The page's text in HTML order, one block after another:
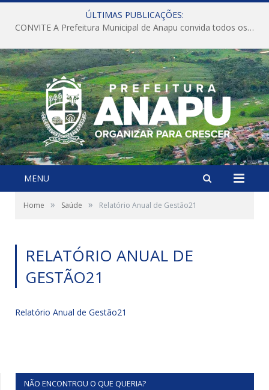
ÚLTIMAS PUBLICAÇÕES:
CONVITE A Prefeitura Municipal de Anapu convida todos os servidores públicos municipais para participarem da Audiência Pública de discussão da Lei de Diretrizes Orçamentárias (LDO), importante instrumento de planejamento das ações e investimentos da Administração Pública para o próximo exercício financeiro.
MENU
Home » Saúde » Relatório Anual de Gestão21
RELATÓRIO ANUAL DE
GESTÃO21
Relatório Anual de Gestão21
NÃO ENCONTROU O QUE QUERIA?